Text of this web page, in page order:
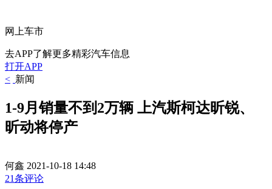
网上车市
去APP了解更多精彩汽车信息
打开APP
< 新闻
1-9月销量不到2万辆 上汽斯柯达昕锐、
昕动将停产
何鑫 2021-10-18 14:48
21条评论